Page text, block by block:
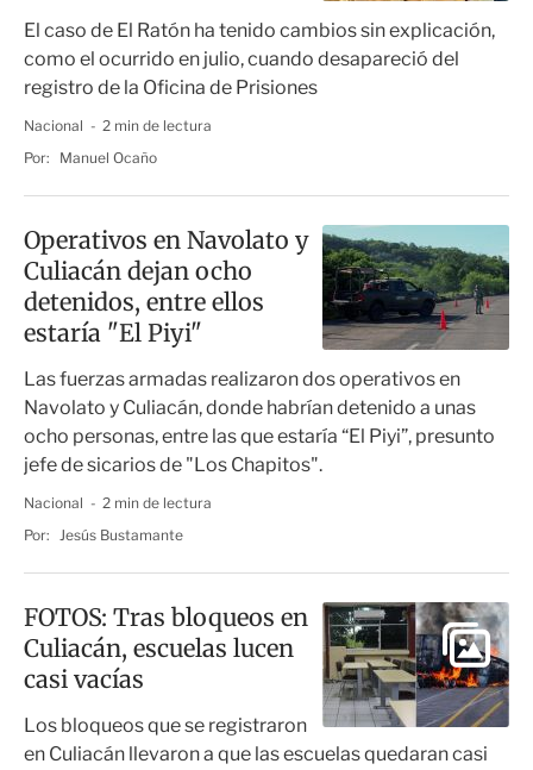
El caso de El Ratón ha tenido cambios sin explicación,
como el ocurrido en julio, cuando desapareció del
registro de la Oficina de Prisiones
Nacional
2 min de lectura
Por:
Manuel Ocaño
Operativos en Navolato y
Culiacán dejan ocho
detenidos, entre ellos
estaría "El Piyi"
Las fuerzas armadas realizaron dos operativos en
Navolato y Culiacán, donde habrían detenido a unas
ocho personas, entre las que estaría “El Piyi”, presunto
jefe de sicarios de "Los Chapitos".
Nacional
2 min de lectura
Por: Jesús Bustamante
FOTOS: Tras bloqueos en
Culiacán, escuelas lucen
casi vacías
Los bloqueos que se registraron
en Culiacán llevaron a que las escuelas quedaran casi